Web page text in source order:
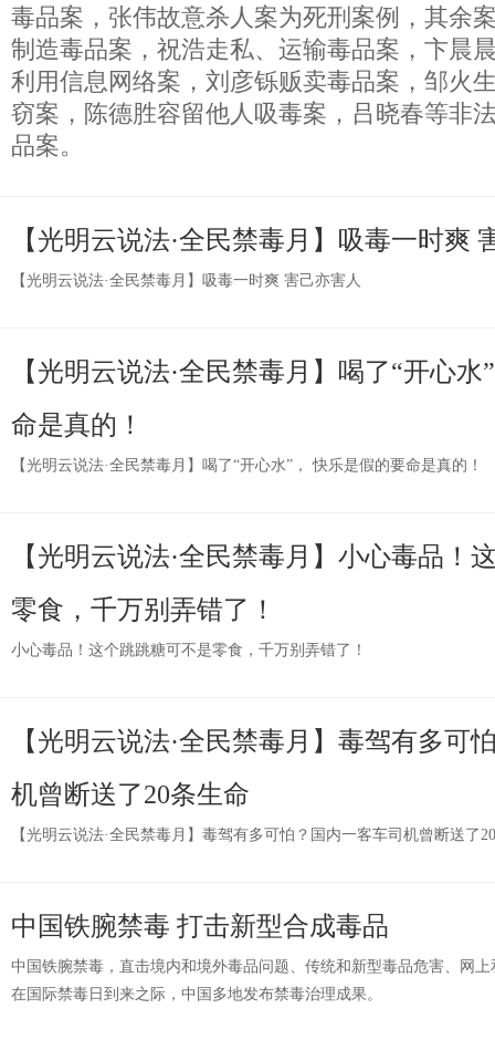
毒品案，张伟故意杀人案为死刑案例，其余
制造毒品案，祝浩走私、运输毒品案，卞晨
利用信息网络案，刘彦铄贩卖毒品案，邹火
窃案，陈德胜容留他人吸毒案，吕晓春等非
品案。
【光明云说法·全民禁毒月】吸毒一时爽
【光明云说法·全民禁毒月】吸毒一时爽 害己亦害人
【光明云说法·全民禁毒月】喝了“开心
命是真的！
【光明云说法·全民禁毒月】喝了“开心水”， 快乐是假的要命是真的！
【光明云说法·全民禁毒月】小心毒品！
零食，千万别弄错了！
小心毒品！这个跳跳糖可不是零食，千万别弄错了！
【光明云说法·全民禁毒月】毒驾有多可
机曾断送了20条生命
【光明云说法·全民禁毒月】毒驾有多可怕？国内一客车司机曾断送了
中国铁腕禁毒 打击新型合成毒品
中国铁腕禁毒，直击境内和境外毒品问题、传统和新型毒品危害、网
在国际禁毒日到来之际，中国多地发布禁毒治理成果。